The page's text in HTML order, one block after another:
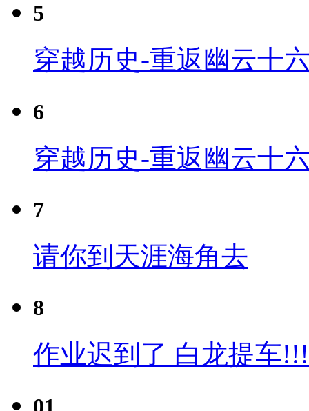
5
穿越历史-重返幽云十
6
穿越历史-重返幽云十
7
请你到天涯海角去
8
作业迟到了 白龙提车
01